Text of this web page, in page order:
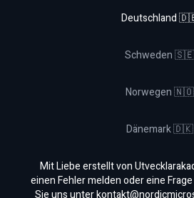
Deutschland
Schweden 🇸🇪
Norwegen 🇳🇴
Dänemark 🇩🇰
Mit Liebe erstellt von
einen Fehler melden oder eine
Sie uns unter